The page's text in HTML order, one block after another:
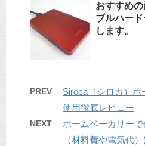
おすすめ
ブルハー
します。
PREV
Siroca（シロカ）
使用徹底レビュー
NEXT
ホームベーカリー
（材料費や電気代